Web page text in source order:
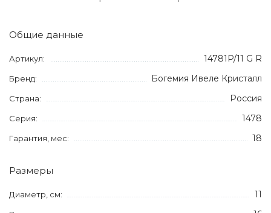
Общие данные
Артикул: 14781P/11 G R
Бренд: Богемия Ивеле Кристалл
Страна: Россия
Серия: 1478
Гарантия, мес: 18
Размеры
Диаметр, см: 11